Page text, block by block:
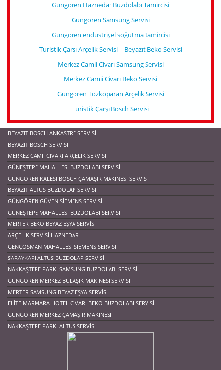
Güngören Haznedar Buzdolabı Tamircisi
Güngören Samsung Servisi
Güngören endüstriyel soğutma tamircisi
Turistik Çarşı Arçelik Servisi
Beyazıt Beko Servisi
Merkez Camii Civarı Samsung Servisi
Merkez Camii Civarı Beko Servisi
Güngören Tozkoparan Arçelik Servisi
Turistik Çarşı Bosch Servisi
BEYAZIT BOSCH ANKASTRE SERVISI
BEYAZIT BOSCH SERVISI
MERKEZ CAMII CIVARI ARÇELIK SERVISI
GÜNEŞTEPE MAHALLESI BUZDOLABI SERVISI
GÜNGÖREN KALESI BOSCH ÇAMAŞIR MAKINESI SERVISI
BEYAZIT ALTUS BUZDOLAP SERVISI
GÜNGÖREN GÜVEN SIEMENS SERVISI
GÜNEŞTEPE MAHALLESI BUZDOLABI SERVISI
MERTER BEKO BEYAZ EŞYA SERVISI
ARÇELIK SERVISI HAZNEDAR
GENÇOSMAN MAHALLESI SIEMENS SERVISI
SARAYKAPI ALTUS BUZDOLAP SERVISI
NAKKAŞTEPE PARKI SAMSUNG BUZDOLABI SERVISI
GÜNGÖREN MERKEZ BULAŞIK MAKINESI SERVISI
MERTER SAMSUNG BEYAZ EŞYA SERVISI
ELITE MARMARA HOTEL CIVARI BEKO BUZDOLABI SERVISI
GÜNGÖREN MERKEZ ÇAMAŞIR MAKINESI
NAKKAŞTEPE PARKI ALTUS SERVISI